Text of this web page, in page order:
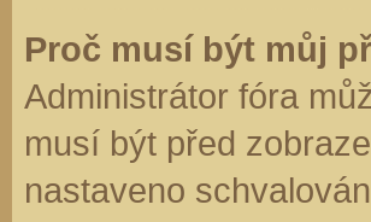
Proč musí být můj
Administrátor fóra
musí být před
nastaveno